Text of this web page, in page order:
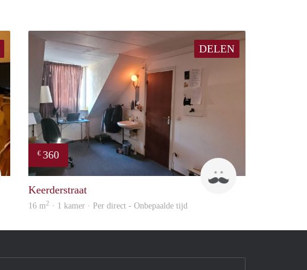
finder
DELEN
€ 360
Keerderstraat
16 m2 · 1 kamer · Per direct - Onbepaalde tijd